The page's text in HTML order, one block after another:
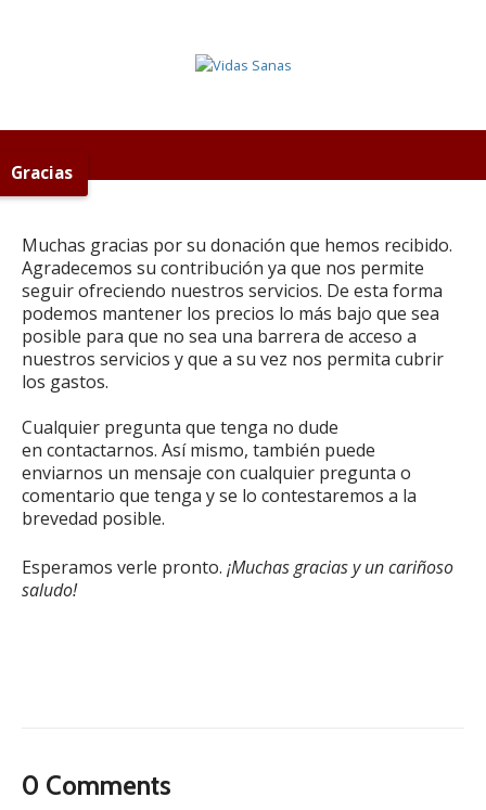
Gracias
Muchas gracias por su donación que hemos recibido.
Agradecemos su contribución ya que nos permite
seguir ofreciendo nuestros servicios. De esta forma
podemos mantener los precios lo más bajo que sea
posible para que no sea una barrera de acceso a
nuestros servicios y que a su vez nos permita cubrir
los gastos.
Cualquier pregunta que tenga no dude
en contactarnos. Así mismo, también puede
enviarnos un mensaje con cualquier pregunta o
comentario que tenga y se lo contestaremos a la
brevedad posible.
Esperamos verle pronto. ¡Muchas gracias y un cariñoso
saludo!
0 Comments